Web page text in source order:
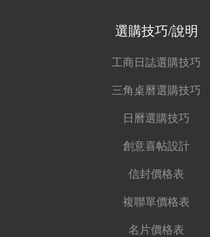
選購技巧/說明
工商日誌選購技巧
三角桌曆選購技巧
日曆選購技巧
創意喜帖設計
信封價格表
複聯單價格表
名片價格表